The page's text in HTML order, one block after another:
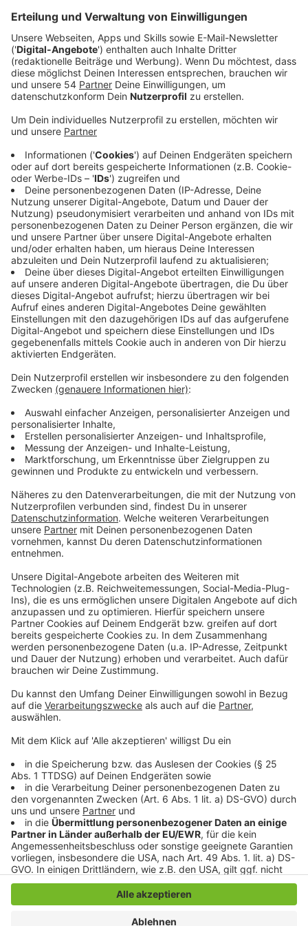
Veröffentlicht:Freitag, 25.02.2022 12:09
Anzeige
Mit den Spendengeldern soll den Schülern aber auch
ein Ausflug ermöglicht werden, heißt es. Der
Förderverein nimmt auch Sachspenden für die
Klassenräume an. Die Grundausstattung wie Tafeln,
Stühle oder auch Tische werden aber nicht über
Spenden finanziert. Hier greift die Versicherung der
Schule und der Schulträger. Über die Höhe des
entstandenen Schadens kann die Stadtverwaltung
allerdings noch keine Auskunft geben.
Anzeige
So könnt ihr Spenden:
Anzeige
Förderverein Brückenschule
IBAN: DE22 3105 0000 0003 3623 16
Verwendungszweck: Hoffnungsschimmer
Spendenquittungen werden ausgestellt. Wenden Sie
sich in diesem Fall bitte zusätzlich
unter der Angabe Ihrer vollständigen Daten
(Name/Firmenname/Adresse usw.) an:
info@foerderverein.brueckenschule.de
Für Sachspenden wenden Sie sich bitte an:
Herrn Christian Simons 0151 270 017 64
Frau Ricarda Waskow 0176 304 208 55
Anzeige
Anzeige